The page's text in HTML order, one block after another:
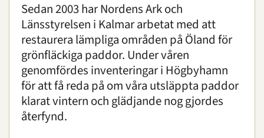
Sedan 2003 har Nordens Ark och
Länsstyrelsen i Kalmar arbetat med att
restaurera lämpliga områden på Öland för
grönfläckiga paddor. Under våren
genomfördes inventeringar i Högbyhamn
för att få reda på om våra utsläppta paddor
klarat vintern och glädjande nog gjordes
återfynd.